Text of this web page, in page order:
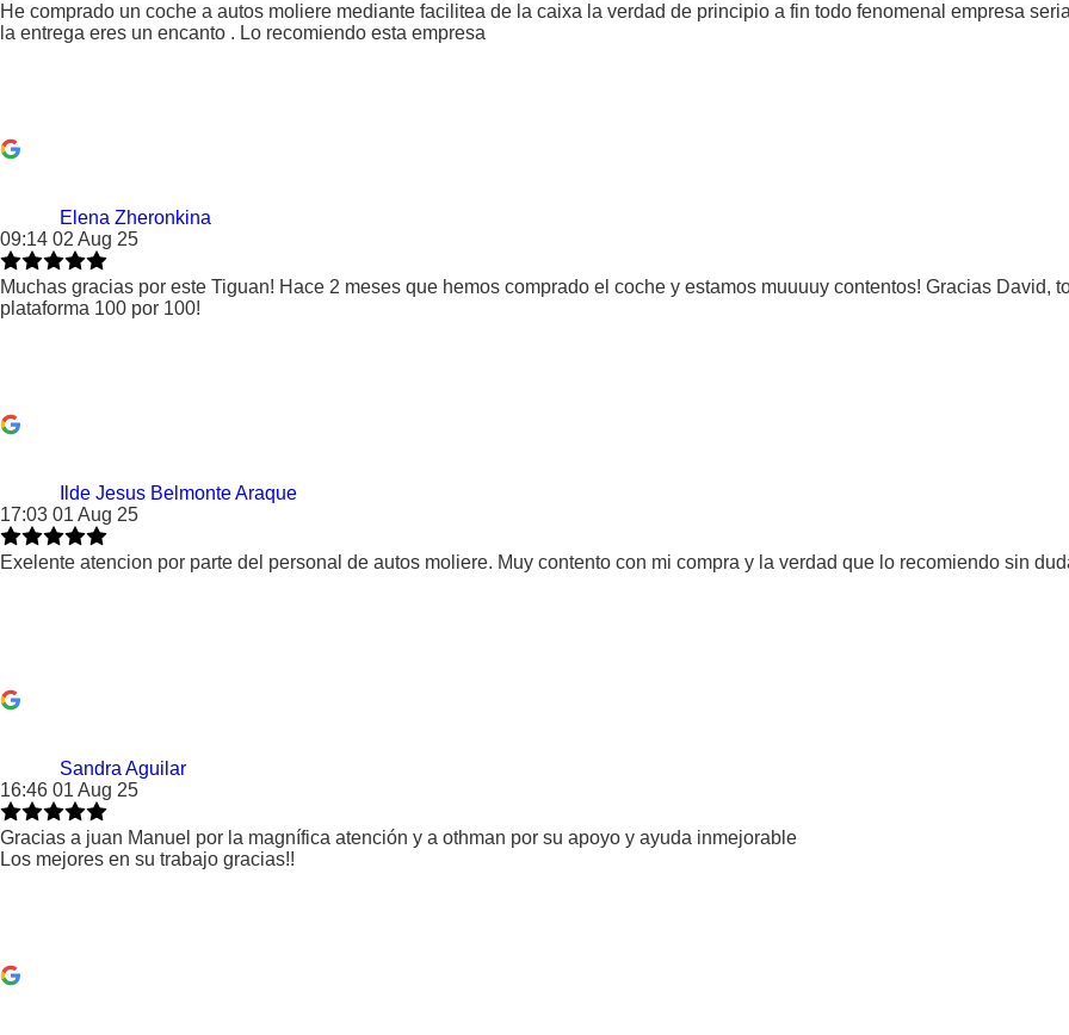
He comprado un coche a autos moliere mediante facilitea de la caixa la verdad de principio a fin todo fenomenal empresa
la entrega eres un encanto . Lo recomiendo esta empresa
Elena Zheronkina
09:14 02 Aug 25
Muchas gracias por este Tiguan! Hace 2 meses que hemos comprado el coche y estamos muuuuy contentos! Gracias David,
plataforma 100 por 100!
Ilde Jesus Belmonte Araque
17:03 01 Aug 25
Exelente atencion por parte del personal de autos moliere. Muy contento con mi compra y la verdad que lo recomiendo sin
Sandra Aguilar
16:46 01 Aug 25
Gracias a juan Manuel por la magnífica atención y a othman por su apoyo y ayuda inmejorable
Los mejores en su trabajo gracias!!